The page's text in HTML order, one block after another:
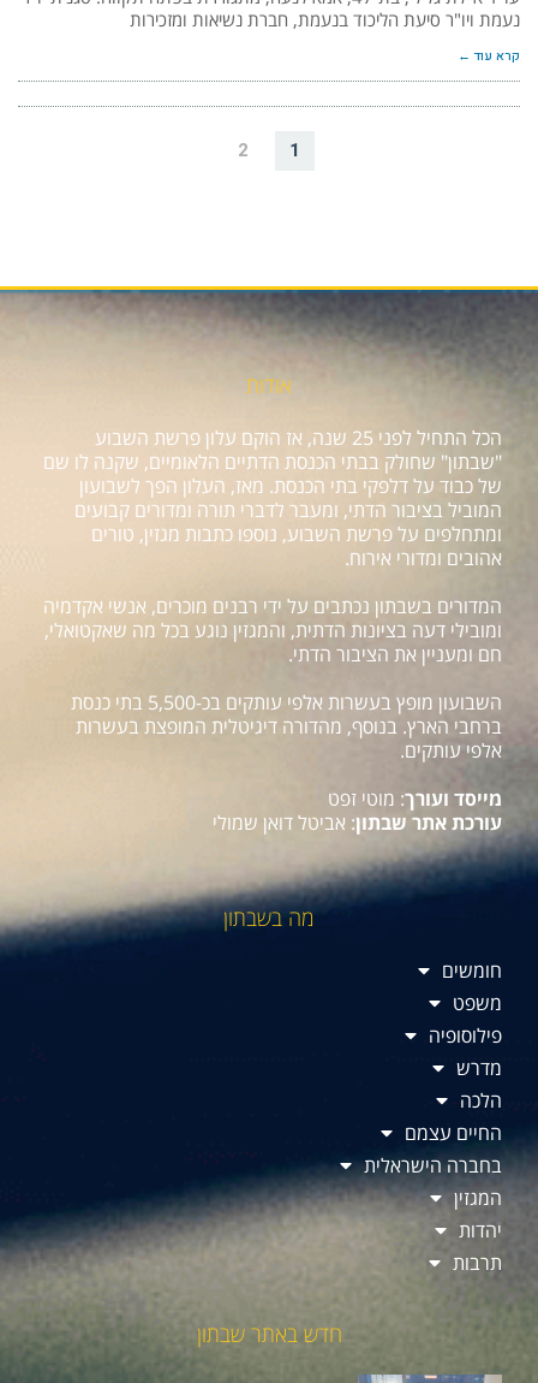
נעמת ויו"ר סיעת הליכוד בנעמת, חברת נשיאות ומזכירות
קרא עוד ←
1
2
אודות
הכל התחיל לפני 25 שנה, אז הוקם עלון פרשת השבוע
"שבתון" שחולק בבתי הכנסת הדתיים הלאומיים, שקנה לו שם
של כבוד על דלפקי בתי הכנסת. מאז, העלון הפך לשבועון
המוביל בציבור הדתי, ומעבר לדברי תורה ומדורים קבועים
ומתחלפים על פרשת השבוע, נוספו כתבות מגזין, טורים
אהובים ומדורי אירוח.
המדורים בשבתון נכתבים על ידי רבנים מוכרים, אנשי אקדמיה
ומובילי דעה בציונות הדתית, והמגזין נוגע בכל מה שאקטואלי,
חם ומעניין את הציבור הדתי.
השבועון מופץ בעשרות אלפי עותקים בכ-5,500 בתי כנסת
ברחבי הארץ. בנוסף, מהדורה דיגיטלית המופצת בעשרות
אלפי עותקים.
מייסד ועורך: מוטי זפט
עורכת אתר שבתון: אביטל דואן שמולי
מה בשבתון
חומשים
משפט
פילוסופיה
מדרש
הלכה
החיים עצמם
בחברה הישראלית
המגזין
יהדות
תרבות
חדש באתר שבתון